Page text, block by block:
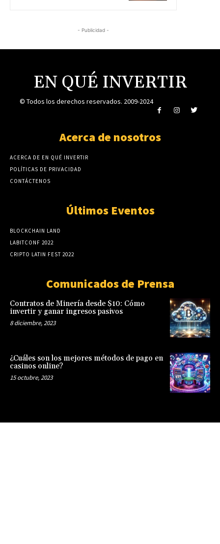
- Publicidad -
EN QUÉ INVERTIR
© Todos los derechos reservados. 2009-2024
Acerca de nosotros
ACERCA DE EN QUÉ INVERTIR
POLÍTICAS DE PRIVACIDAD
CONTÁCTENOS
Últimos Eventos
BLOCKCHAIN LAND
LABITCONF 2022
CRIPTO LATIN FEST 2022
Comunicados de Prensa
Contratos de Minería desde $10: Cómo
invertir y ganar ingresos pasivos
8 diciembre, 2023
¿Cuáles son los mejores métodos de pago en
casinos online?
15 octubre, 2023